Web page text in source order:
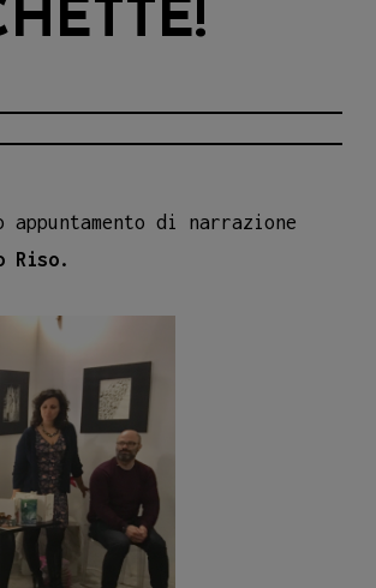
appuntamento di narrazione
Riso.